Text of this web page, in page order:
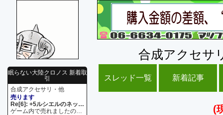
眠らない大陸クロノス 新着取
引
合成アクセサリ・他
売ります
Re[6]: +5ルシエルのネックレス
ゲーム内で売れましたので 在庫がネク1 リング4 となります リングのお値段は80G といたします
合成アクセサ
スレッド一覧 新着記事
(